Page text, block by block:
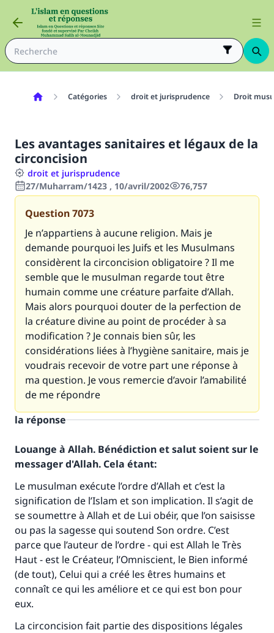
Catégories droit et jurisprudence Droit
Les avantages sanitaires et légaux de la
circoncision
droit et jurisprudence
27/Muharram/1423 , 10/avril/2002
76,757
Question7073
Je n’appartiens à aucune religion. Mais je
demande pourquoi les Juifs et les Musulmans
considèrent la circoncision obligatoire ? Il me
semble que le musulman regarde tout être
humain comme une créature parfaite d’Allah.
Mais alors pourquoi douter de la perfection de
la créature divine au point de procéder à sa
modification ? Je connais bien sûr, les
considérations liées à l’hygiène sanitaire, mais je
voudrais recevoir de votre part une réponse à
ma question. Je vous remercie d’avoir l’amabilité
de me répondre
la réponse
Louange à Allah. Bénédiction et salut soient sur le
messager d'Allah. Cela étant:
Le musulman exécute l’ordre d’Allah et c’est la
signification de l’Islam et son implication. Il s’agit de
se soumettre à Allah et de Lui obéir, que l’on saisisse
ou pas la sagesse qui soutend Son ordre. C’est
parce que l’auteur de l’ordre - qui est Allah le Très
Haut - est le Créateur, l’Omniscient, le Bien informé
(de tout), Celui qui a créé les êtres humains et
connaît ce qui les améliore et ce qui est bon pour
eux.
La circoncision fait partie des dispositions légales